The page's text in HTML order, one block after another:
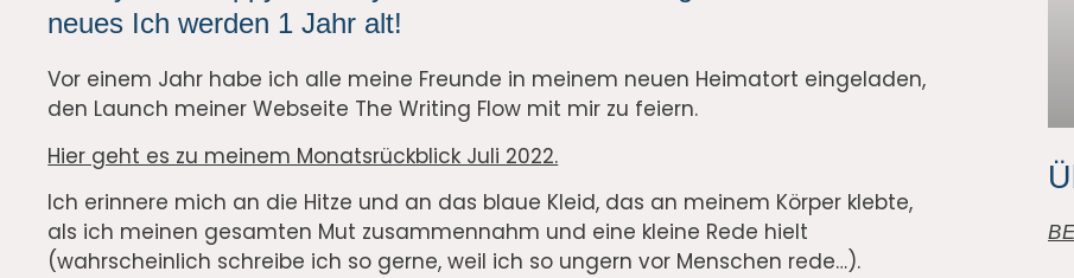
neues Ich werden 1 Jahr alt!
Vor einem Jahr habe ich alle meine Freunde in meinem neuen Heimatort eingeladen,
den Launch meiner Webseite The Writing Flow mit mir zu feiern.
Hier geht es zu meinem Monatsrückblick Juli 2022.
Ich erinnere mich an die Hitze und an das blaue Kleid, das an meinem Körper klebte,
als ich meinen gesamten Mut zusammennahm und eine kleine Rede hielt
(wahrscheinlich schreibe ich so gerne, weil ich so ungern vor Menschen rede…).